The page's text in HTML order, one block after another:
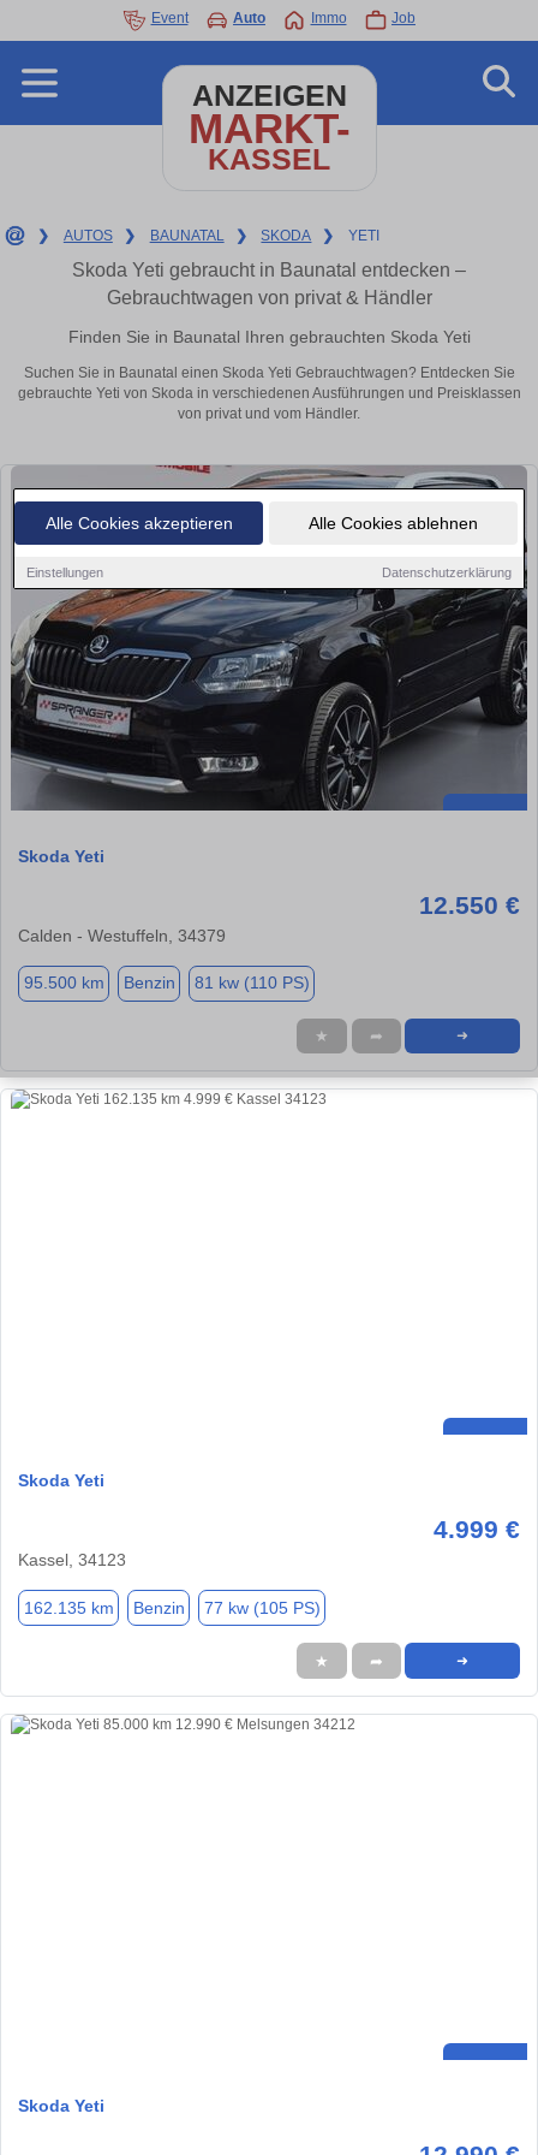
Alle Cookies akzeptieren Alle Cookies ablehnen
Einstellungen Datenschutzerklärung
Event Auto Immo Job
ANZEIGEN
MARKT-
KASSEL
❯ AUTOS ❯ BAUNATAL ❯ SKODA ❯ YETI
Skoda Yeti gebraucht in Baunatal entdecken –
Gebrauchtwagen von privat & Händler
Finden Sie in Baunatal Ihren gebrauchten Skoda Yeti
Suchen Sie in Baunatal einen Skoda Yeti Gebrauchtwagen? Entdecken Sie
gebrauchte Yeti von Skoda in verschiedenen Ausführungen und Preisklassen
von privat und vom Händler.
Skoda Yeti
12.550 €
Calden - Westuffeln, 34379
95.500 km Benzin 81 kw (110 PS)
★ ➦ ➜
Skoda Yeti
4.999 €
Kassel, 34123
162.135 km Benzin 77 kw (105 PS)
★ ➦ ➜
Skoda Yeti